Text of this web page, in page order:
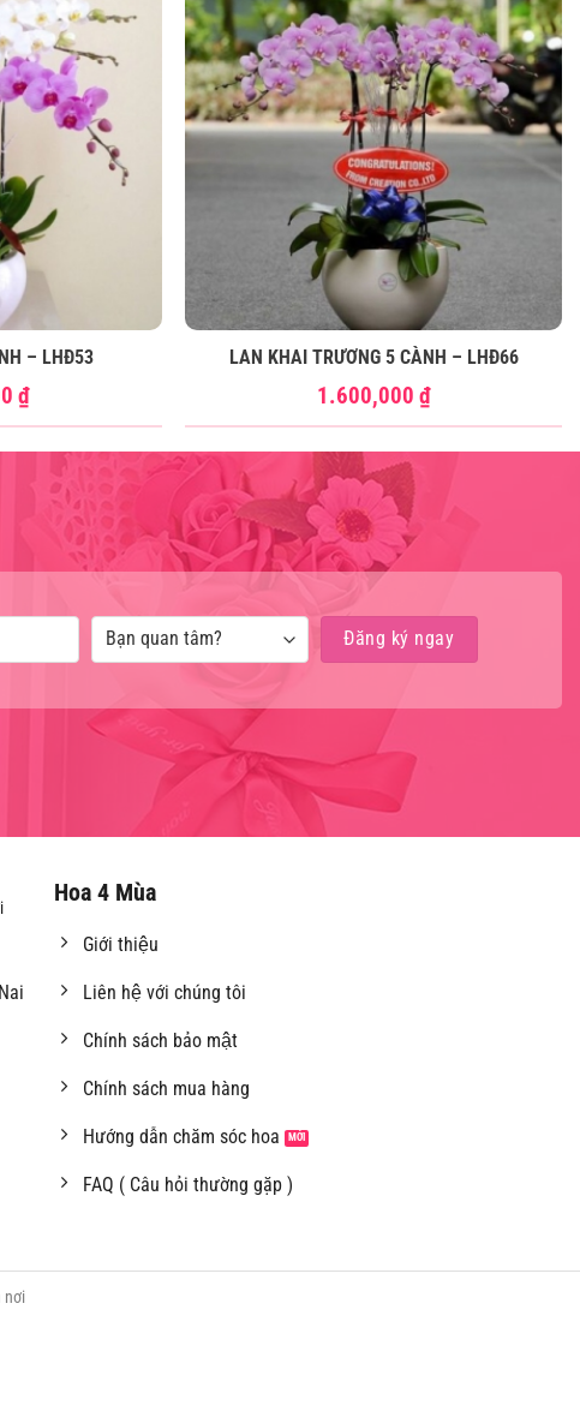
– LHĐ53
₫
LAN KHAI TRƯƠNG 5 CÀNH – LHĐ66
1.600,000 ₫
Hoa 4 Mùa
Giới thiệu
Liên hệ với chúng tôi
Chính sách bảo mật
Chính sách mua hàng
Hướng dẫn chăm sóc hoa
FAQ ( Câu hỏi thường gặp )
nơi